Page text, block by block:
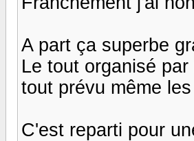
A part ça superbe
Le tout organisé
tout prévu même
C'est reparti pour